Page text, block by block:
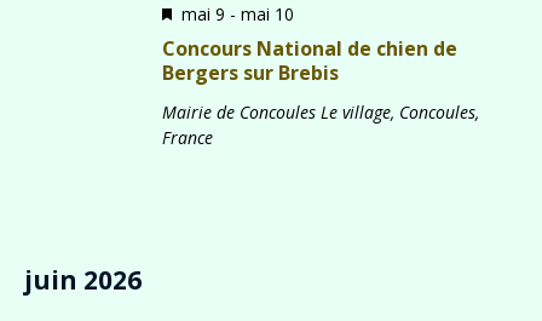
Concours National de chien de
Bergers sur Brebis
Mis
avant
mai 9 - mai 10
Mairie de Concoules Le village, Concoules,
France
juin 2026